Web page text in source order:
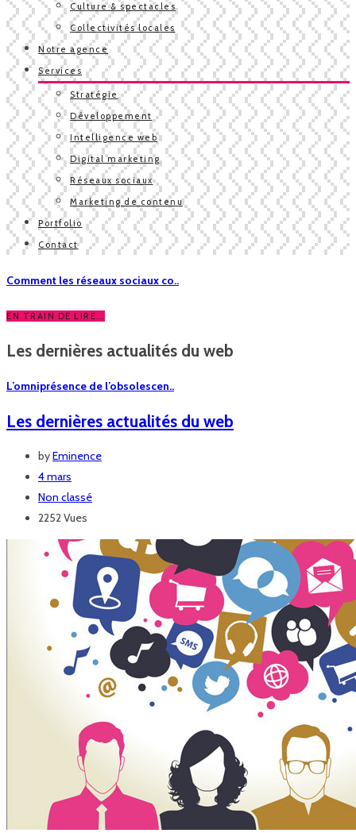
Culture & spectacles
Collectivités locales
Notre agence
Services
Stratégie
Développement
Intelligence web
Digital marketing
Réseaux sociaux
Marketing de contenu
Portfolio
Contact
Comment les réseaux sociaux co..
EN TRAIN DE LIRE...
Les dernières actualités du web
L’omniprésence de l’obsolescen..
Les dernières actualités du web
byEminence
4 mars
Non classé
2252 Vues